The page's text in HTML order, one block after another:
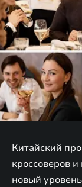
Китайский
кроссоверов
новый